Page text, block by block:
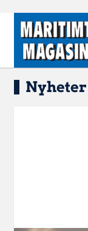
Hopp til hovedinnhold
Nyheter